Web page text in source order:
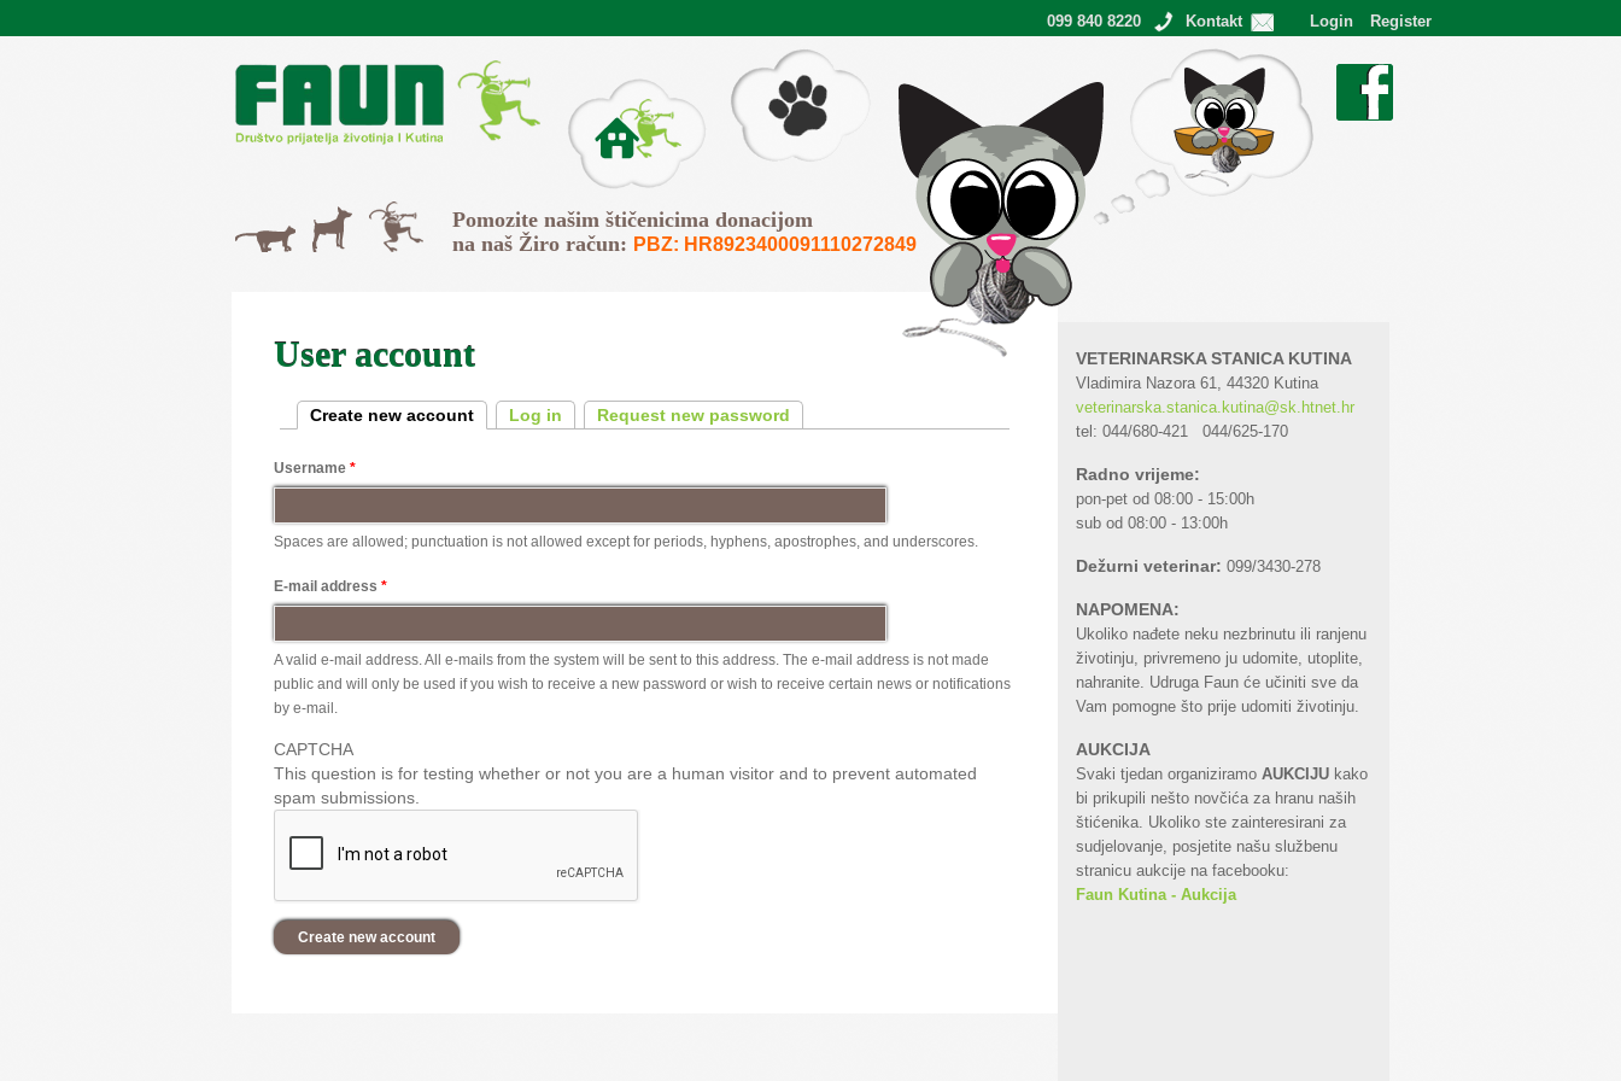
Login Register
099 840 8220 Kontakt
O Faunu
Pišemo
Ostvareni snovi
Facebook
Mačke
Psi Svi
Pomozite našim štičenicima donacijom
na naš Žiro račun: PBZ: HR8923400091110272849
User account
Primary tabs
Create new account (active tab)
Log in Request new password
Username *
Spaces are allowed; punctuation is not allowed except for periods, hyphens, apostrophes, and underscores.
E-mail address *
A valid e-mail address. All e-mails from the system will be sent to this address. The e-mail address is not made
public and will only be used if you wish to receive a new password or wish to receive certain news or notifications
by e-mail.
CAPTCHA
This question is for testing whether or not you are a human visitor and to prevent automated
spam submissions.
VETERINARSKA STANICA KUTINA
Vladimira Nazora 61, 44320 Kutina
veterinarska.stanica.kutina@sk.htnet.hr
tel: 044/680-421 044/625-170
Radno vrijeme:
pon-pet od 08:00 - 15:00h
sub od 08:00 - 13:00h
Dežurni veterinar: 099/3430-278
NAPOMENA:
Ukoliko nađete neku nezbrinutu ili ranjenu
životinju, privremeno ju udomite, utoplite,
nahranite. Udruga Faun će učiniti sve da
Vam pomogne što prije udomiti životinju.
AUKCIJA
Svaki tjedan organiziramo AUKCIJU kako
bi prikupili nešto novčića za hranu naših
štićenika. Ukoliko ste zainteresirani za
sudjelovanje, posjetite našu službenu
stranicu aukcije na facebooku:
Faun Kutina - Aukcija